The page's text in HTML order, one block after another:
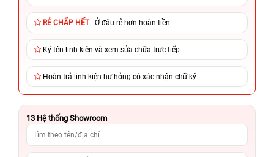
RẺ CHẤP HẾT- Ở đâu rẻ hơn hoàn tiền
Ký tên linh kiện và xem sửa chữa trực tiếp
Hoàn trả linh kiện hư hỏng có xác nhận chữ ký
13 Hệ thống Showroom